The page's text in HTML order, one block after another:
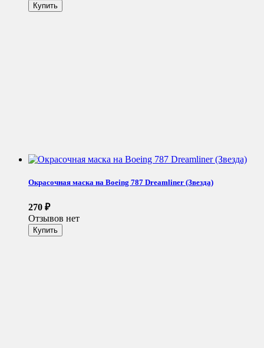
Окрасочная маска на Boeing 787 Dreamliner (Звезда)
270 ₽
Отзывов нет